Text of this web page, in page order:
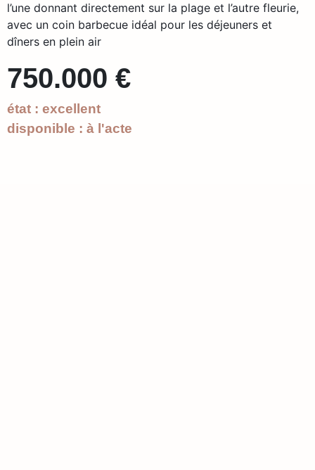
l’une donnant directement sur la plage et l’autre fleurie,
avec un coin barbecue idéal pour les déjeuners et
dîners en plein air
750.000 €
état : excellent
disponible : à l'acte